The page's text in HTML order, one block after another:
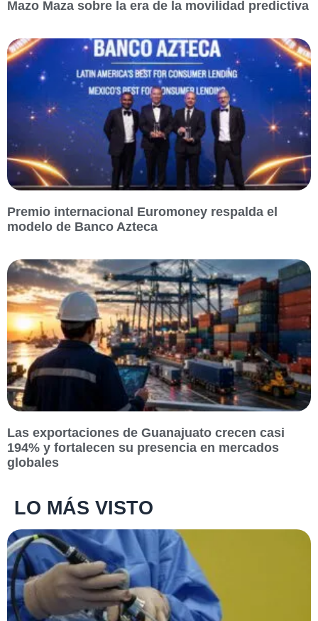
Mazo Maza sobre la era de la movilidad predictiva
Premio internacional Euromoney respalda el
modelo de Banco Azteca
Las exportaciones de Guanajuato crecen casi
194% y fortalecen su presencia en mercados
globales
LO MÁS VISTO